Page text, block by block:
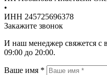
•
ИНН 245725696378
Закажите звонок
И наш менеджер свяжется с
09:00 до 20:00.
Ваше имя *